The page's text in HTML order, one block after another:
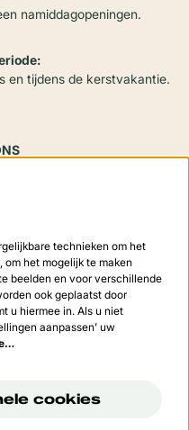
namiddagopeningen.
en tijdens de kerstvakantie.
nieuwsbrief
van Google.
technieken om het
het mogelijk te maken
beelden en voor verschillende
ook geplaatst door
u hiermee in. Als u niet
aanpassen’ uw
cookies